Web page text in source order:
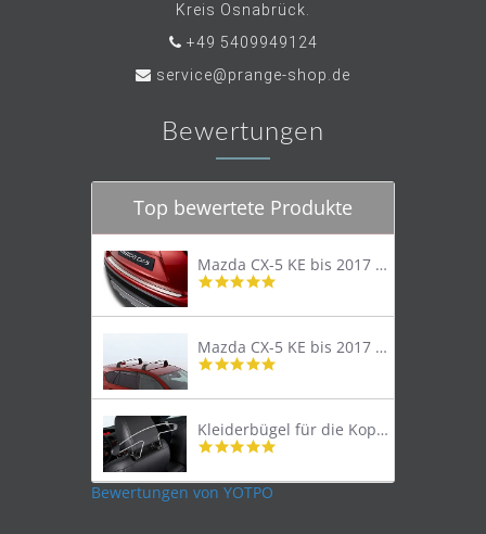
Kreis Osnabrück.
+49 5409949124
service@prange-shop.de
Bewertungen
Top bewertete Produkte
Mazda CX-5 KE bis 2017 Trittschutzleiste Edelstahl original
4.8
rating
Mazda CX-5 KE bis 2017 Lastenträger Dachträger
4.9
rating
Kleiderbügel für die Kopfstütze
4.9
rating
Bewertungen von YOTPO